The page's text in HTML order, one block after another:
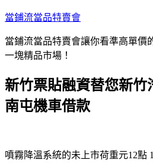
跳
主
容
當鋪流當品特賣會
當鋪流當品特賣會讓你看準高單價
一塊精品市場！
新竹票貼融資替您新竹
南屯機車借款
噴霧降溫系統的未上市荷重元12點